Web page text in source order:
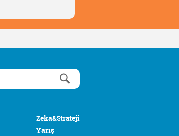
Zeka&Strateji
Yarış